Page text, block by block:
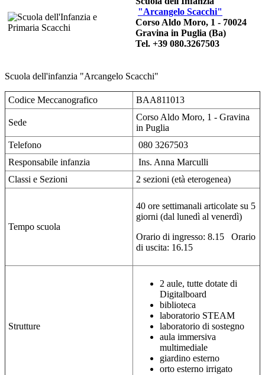
"Arcangelo Scacchi"
Corso Aldo Moro, 1 - 70024
Gravina in Puglia (Ba)
Tel. +39 080.3267503
Scuola dell'infanzia "Arcangelo Scacchi"
Codice Meccanografico BAA811013
Sede
Corso Aldo Moro, 1 - Gravina
in Puglia
Telefono
080 3267503
Responsabile infanzia
Ins. Anna Marculli
Classi e Sezioni
2 sezioni (età eterogenea)
Tempo scuola
40 ore settimanali articolate su 5
giorni (dal lunedì al venerdì)
Orario di ingresso: 8.15 Orario
di uscita: 16.15
Strutture
2 aule, tutte dotate di
Digitalboard
biblioteca
laboratorio STEAM
laboratorio di sostegno
aula immersiva
multimediale
giardino esterno
orto esterno irrigato